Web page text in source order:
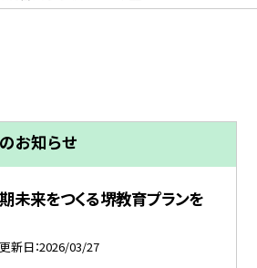
お知らせ
来をつくる堺教育プランを
更新日 2026/03/27